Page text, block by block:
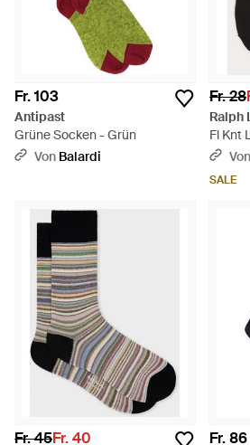
Fr. 103
Antipast
Grüne Socken - Grün
Von Balardi
Fr. 28
Ralph
Fl Knt
Von
SALE
Fr. 45Fr. 40 Fr. 86